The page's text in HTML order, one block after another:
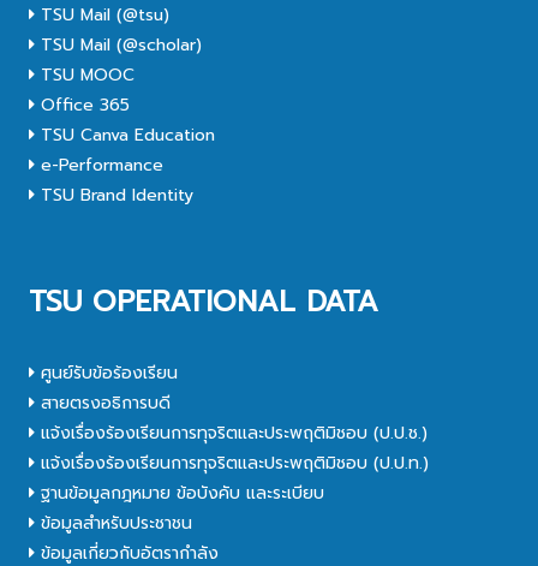
TSU Mail (@tsu)
TSU Mail (@scholar)
TSU MOOC
Office 365
TSU Canva Education
e-Performance
TSU Brand Identity
TSU OPERATIONAL DATA
ศูนย์รับข้อร้องเรียน
สายตรงอธิการบดี
แจ้งเรื่องร้องเรียนการทุจริตและประพฤติมิชอบ (ป.ป.ช.)
แจ้งเรื่องร้องเรียนการทุจริตและประพฤติมิชอบ (ป.ป.ท.)
ฐานข้อมูลกฎหมาย ข้อบังคับ และระเบียบ
ข้อมูลสำหรับประชาชน
ข้อมูลเกี่ยวกับอัตรากำลัง